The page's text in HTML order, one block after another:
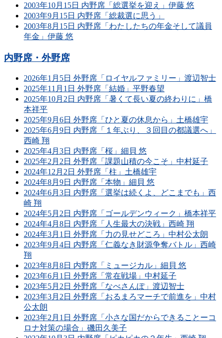
2003年10月15日 内野席「総選挙を迎え」伊藤 悠
2003年9月15日 内野席「総裁選に思う」
2003年8月15日 内野席「わたしたちの年金そして議員
年金」伊藤 悠
内野席・外野席
2026年1月5日 外野席「ロイヤルファミリー」渡辺智士
2025年11月1日 外野席「結婚」平野春望
2025年10月2日 内野席「暑くて長い夏の終わりに」橋
本祥平
2025年9月6日 外野席「ひと夏の休息から」土橋雄宇
2025年6月9日 内野席「１年ぶり、３回目の都議選へ」
西崎 翔
2025年4月3日 内野席「桜」細貝 悠
2025年2月2日 外野席「課題山積の今こそ」中村延子
2024年12月2日 外野席「柱」土橋雄宇
2024年8月9日 内野席「本物」細貝 悠
2024年6月3日 内野席「選挙は続くよ、どこまでも」西
崎 翔
2024年5月2日 内野席「ゴールデンウィーク」橋本祥平
2024年4月8日 内野席「人生最大の決戦」西崎 翔
2024年3月1日 外野席「力の見せどころ」中村公太朗
2023年9月4日 内野席「仁義なき財源争奪バトル」西崎
翔
2023年8月8日 内野席「ミュージカル」細貝 悠
2023年6月1日 外野席「常在戦場」中村延子
2023年5月2日 外野席「なべさんぽ」渡辺智士
2023年3月2日 外野席「おるまろマーチで前進を」中村
公太朗
2023年2月1日 外野席「小さな国だからできることーコ
ロナ対策の場合」磯田久美子